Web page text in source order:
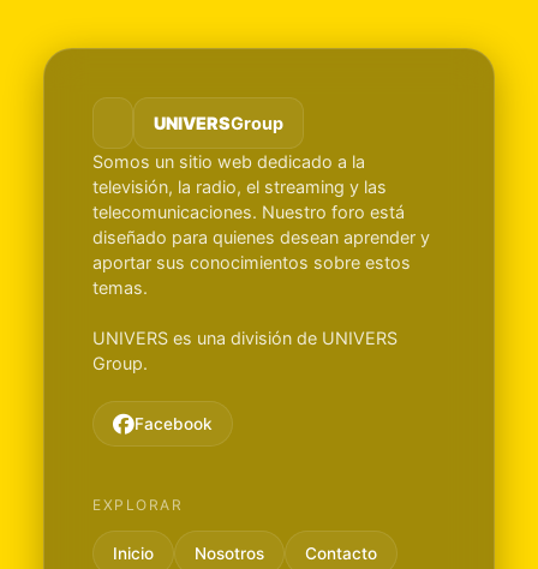
UNIVERSGroup
Somos un sitio web dedicado a la
televisión, la radio, el streaming y las
telecomunicaciones. Nuestro foro está
diseñado para quienes desean aprender y
aportar sus conocimientos sobre estos
temas.
UNIVERS es una división de UNIVERS
Group.
Facebook
EXPLORAR
Inicio Nosotros Contacto